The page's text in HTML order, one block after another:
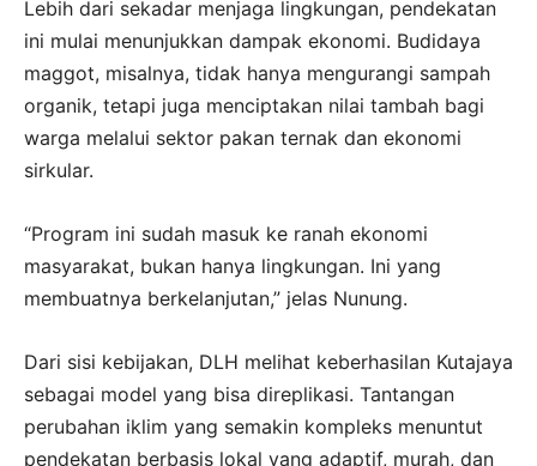
Lebih dari sekadar menjaga lingkungan, pendekatan
ini mulai menunjukkan dampak ekonomi. Budidaya
maggot, misalnya, tidak hanya mengurangi sampah
organik, tetapi juga menciptakan nilai tambah bagi
warga melalui sektor pakan ternak dan ekonomi
sirkular.
“Program ini sudah masuk ke ranah ekonomi
masyarakat, bukan hanya lingkungan. Ini yang
membuatnya berkelanjutan,” jelas Nunung.
Dari sisi kebijakan, DLH melihat keberhasilan Kutajaya
sebagai model yang bisa direplikasi. Tantangan
perubahan iklim yang semakin kompleks menuntut
pendekatan berbasis lokal yang adaptif, murah, dan